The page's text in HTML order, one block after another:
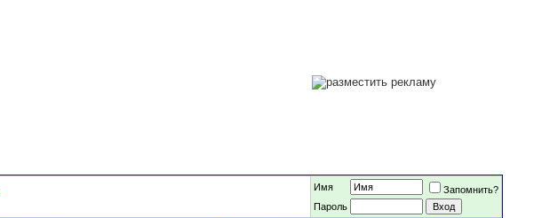
Имя
Запомнить?
Пароль